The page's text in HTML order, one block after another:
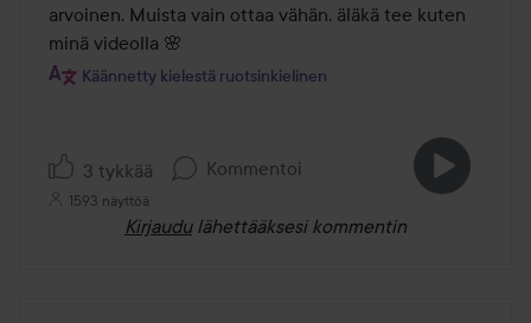
arvoinen. Muista vain ottaa vähän, äläkä tee kuten
minä videolla 🌸
Käännetty kielestä ruotsinkielinen
3 tykkää Kommentoi
1593 näyttöä
Kirjaudu lähettääksesi kommentin